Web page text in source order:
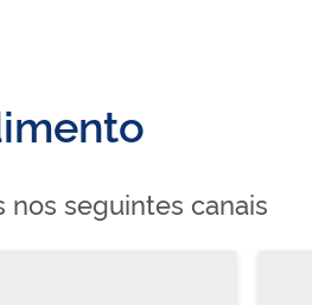
seguintes canais